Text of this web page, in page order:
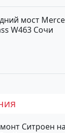
мост
W463 Сочи
Ситроен